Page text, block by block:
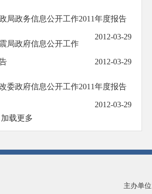
局政务信息公开工作2011年度报告
2012-03-29
局政府信息公开工作
2012-03-29
委政府信息公开工作2011年度报告
2012-03-29
加载更多
主办单